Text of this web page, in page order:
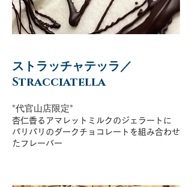
ストラッチャテッラ／
Stracciatella
*代官山店限定*
杏仁香るアマレットミルクのジェラートに
パリパリのダークチョコレートを組み合わせ
たフレーバー